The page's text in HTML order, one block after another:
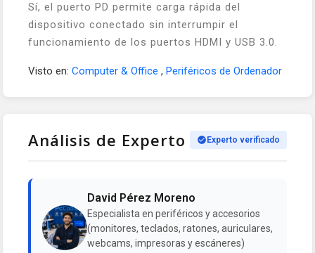
Sí, el puerto PD permite carga rápida del
dispositivo conectado sin interrumpir el
funcionamiento de los puertos HDMI y USB 3.0.
Visto en: Computer & Office , Periféricos de Ordenador
Análisis de Experto Experto verificado
David Pérez Moreno
Especialista en periféricos y accesorios
(monitores, teclados, ratones, auriculares,
webcams, impresoras y escáneres)